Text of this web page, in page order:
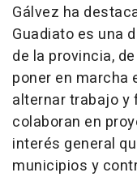
Gálvez ha
Guadiato es una
de la provincia,
poner en marcha
alternar trabajo y
colaboran en
interés general
municipios y